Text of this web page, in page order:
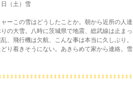
日（土）雪
ーこの雪はどうしたことか。朝から近所の人
りの大雪。八時に茨城県で地震、総武線は止ま
乱、飛行機は欠航、こんな事は本当に久しぶり
どり着きそうにない。あきらめて家から連絡。